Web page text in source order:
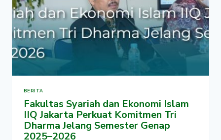
BERITA
Fakultas Syariah dan Ekonomi Islam
IIQ Jakarta Perkuat Komitmen Tri
Dharma Jelang Semester Genap
2025–2026